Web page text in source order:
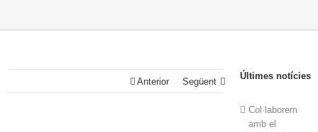
Anterior Següent
Últimes notícies
Col·laborem
amb el